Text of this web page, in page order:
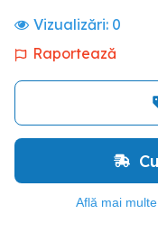
Vizualizări: 0
Raportează
Află mai